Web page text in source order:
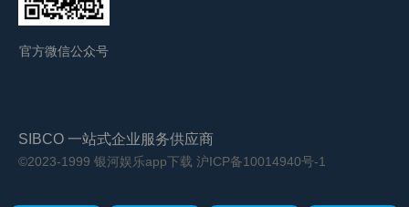
官方微信公众号
SIBCO 一站式企业服务供应商
©2023-1999 银河娱乐app下载 沪ICP备10014940号-1